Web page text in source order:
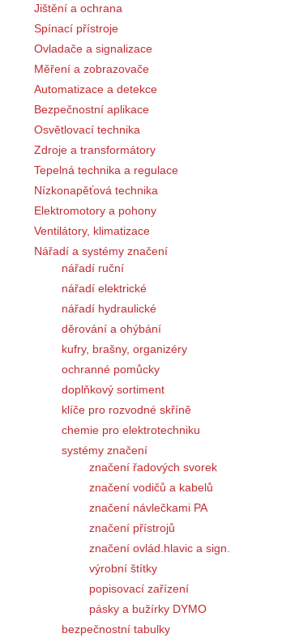
Jištění a ochrana
Spínací přístroje
Ovladače a signalizace
Měření a zobrazovače
Automatizace a detekce
Bezpečnostní aplikace
Osvětlovací technika
Zdroje a transformátory
Tepelná technika a regulace
Nízkonapěťová technika
Elektromotory a pohony
Ventilátory, klimatizace
Nářadí a systémy značení
nářadí ruční
nářadí elektrické
nářadí hydraulické
děrování a ohýbání
kufry, brašny, organizéry
ochranné pomůcky
doplňkový sortiment
klíče pro rozvodné skříně
chemie pro elektrotechniku
systémy značení
značení řadových svorek
značení vodičů a kabelů
značení návlečkami PA
značení přístrojů
značení ovlád.hlavic a sign.
výrobní štítky
popisovací zařízení
pásky a bužírky DYMO
bezpečnostní tabulky